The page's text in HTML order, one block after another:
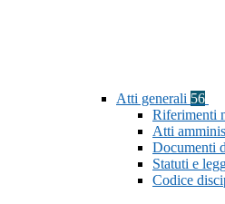
Atti generali 56
Riferimenti
Atti
Documenti
Statuti e
Codice